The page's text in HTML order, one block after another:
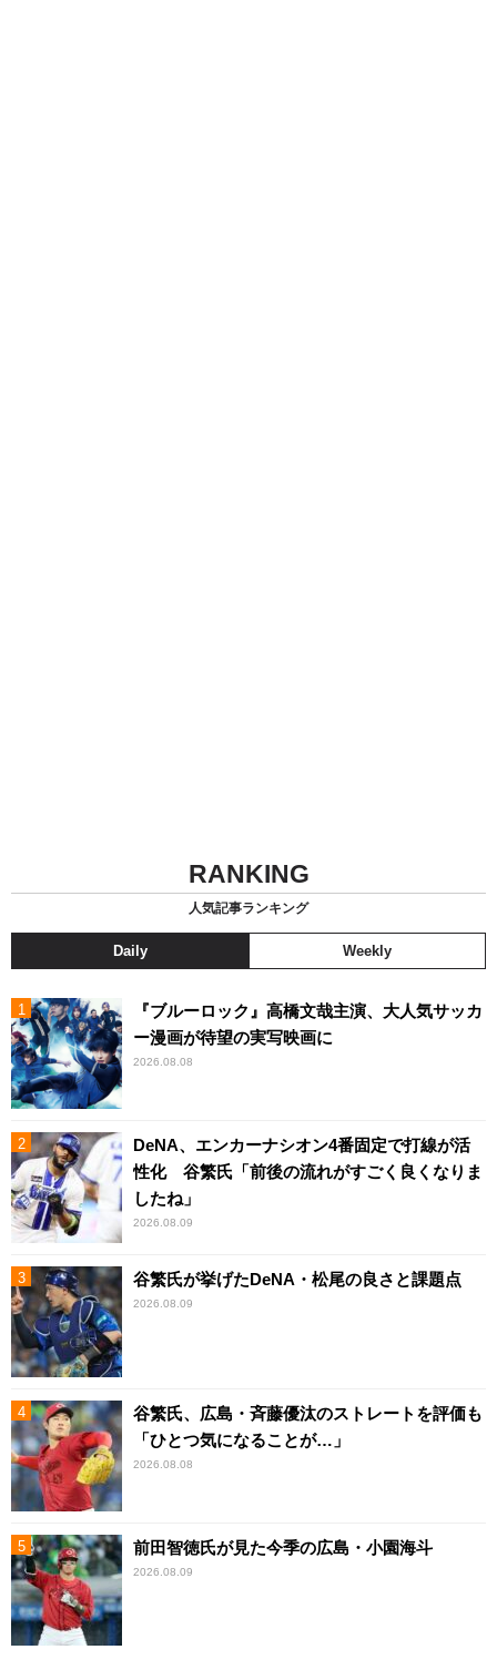
RANKING
人気記事ランキング
Daily Weekly
『ブルーロック』高橋文哉主演、大人気サッカ
ー漫画が待望の実写映画に
2026.08.08
DeNA、エンカーナシオン4番固定で打線が活
性化 谷繁氏「前後の流れがすごく良くなりま
したね」
2026.08.09
谷繁氏が挙げたDeNA・松尾の良さと課題点
2026.08.09
谷繁氏、広島・斉藤優汰のストレートを評価も
「ひとつ気になることが…」
2026.08.08
前田智徳氏が見た今季の広島・小園海斗
2026.08.09